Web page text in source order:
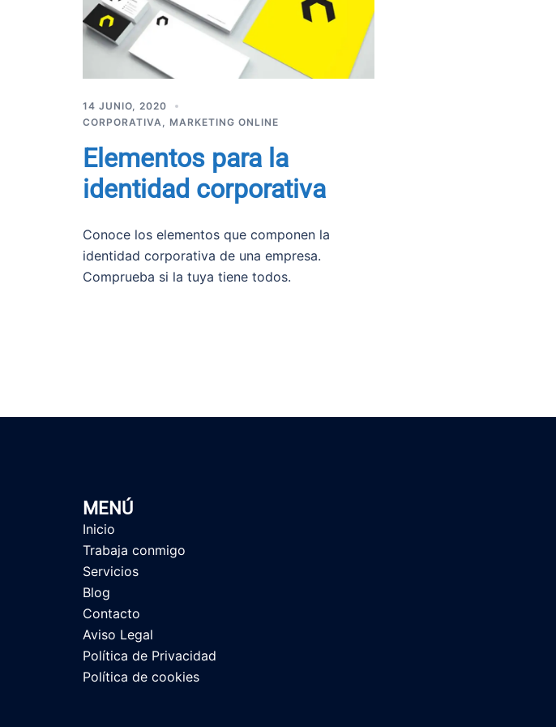
14 JUNIO, 2020
CORPORATIVA
MARKETING ONLINE
Elementos para la
identidad corporativa
Conoce los elementos que componen la
identidad corporativa de una empresa.
Comprueba si la tuya tiene todos.
MENÚ
Inicio
Trabaja conmigo
Servicios
Blog
Contacto
Aviso Legal
Política de Privacidad
Política de cookies